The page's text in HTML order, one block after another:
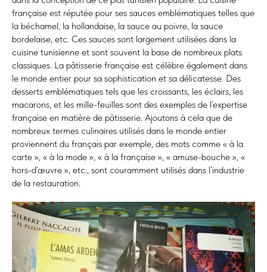
française est réputée pour ses sauces emblématiques telles que
la béchamel, la hollandaise, la sauce au poivre, la sauce
bordelaise, etc. Ces sauces sont largement utilisées dans la
cuisine tunisienne et sont souvent la base de nombreux plats
classiques. La pâtisserie française est célèbre également dans
le monde entier pour sa sophistication et sa délicatesse. Des
desserts emblématiques tels que les croissants, les éclairs, les
macarons, et les mille-feuilles sont des exemples de l’expertise
française en matière de pâtisserie. Ajoutons à cela que de
nombreux termes culinaires utilisés dans le monde entier
proviennent du français par exemple, des mots comme « à la
carte », « à la mode », « à la française », « amuse-bouche », «
hors-d’œuvre », etc., sont couramment utilisés dans l’industrie
de la restauration.